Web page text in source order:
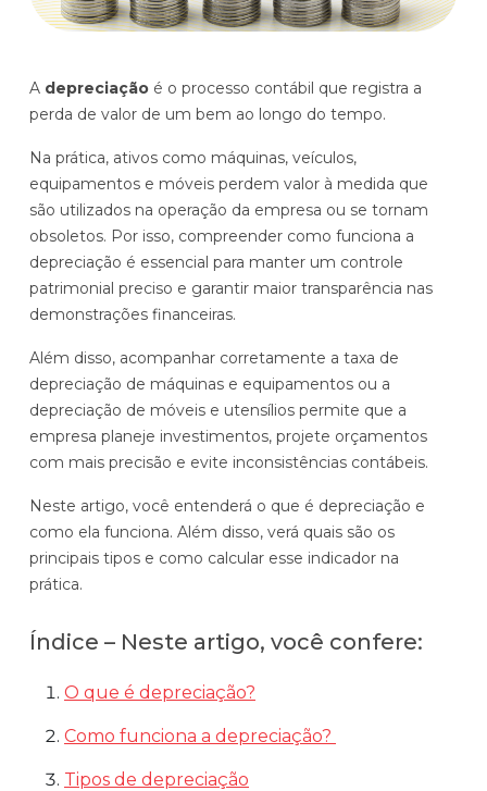
Módulo de Controle, projeção e gestão do fluxo
Complexidade de gestão de caixa baixa e média
Empresas que faturam entre R$30M e R$200M por ano
Conheça o produto
Demonstração Gratuita
Automatize planejamento, fechamento e
análises com inteligência artificial integrada.
Complexidade Alta
Conheça o produto
Demonstração Gratuita
orçamentária
Distribuição e Logística
Varejo
A depreciação é o processo contábil que registra a
perda de valor de um bem ao longo do tempo.
Na prática, ativos como máquinas, veículos,
equipamentos e móveis perdem valor à medida que
são utilizados na operação da empresa ou se tornam
obsoletos. Por isso, compreender como funciona a
depreciação é essencial para manter um controle
patrimonial preciso e garantir maior transparência nas
demonstrações financeiras.
Além disso, acompanhar corretamente a taxa de
depreciação de máquinas e equipamentos ou a
depreciação de móveis e utensílios permite que a
empresa planeje investimentos, projete orçamentos
com mais precisão e evite inconsistências contábeis.
Neste artigo, você entenderá o que é depreciação e
como ela funciona. Além disso, verá quais são os
principais tipos e como calcular esse indicador na
prática.
Índice – Neste artigo, você confere:
O que é depreciação?
Como funciona a depreciação?
Tipos de depreciação